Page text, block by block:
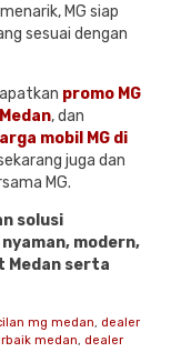
MG siap
sesuai dengan
promo MG
, dan
mobil MG di
juga dan
MG.
solusi
modern,
Medan serta
mg medan, dealer
medan, dealer